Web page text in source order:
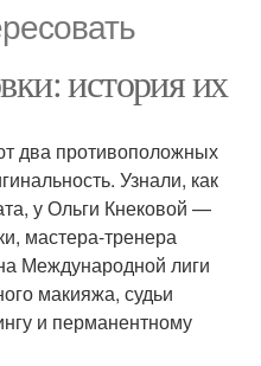
история их
два противоположных
Узнали, как
у Ольги Кнековой —
мастера-тренера
Международной лиги
макияжа, судьи
и перманентному